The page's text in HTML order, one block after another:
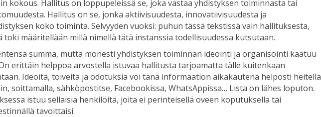
kokous. Hallitus on loppupeleissä se, joka vastaa yhdistyksen toiminnasta tai
Hallitus on se, jonka aktiivisuudesta, innovatiivisuudesta ja
koko toiminta. Selvyyden vuoksi: puhun tässä tekstissä vain hallituksesta,
toki määritellään millä nimellä tätä instanssia todellisuudessa kutsutaan.
summa, mutta monesti yhdistyksen toiminnan ideointi ja organisointi kaatuu
erittäin helppoa arvostella istuvaa hallitusta tarjoamatta tälle kuitenkaan
Ideoita, toiveita ja odotuksia voi tänä informaation aikakautena helposti heitellä
soittamalla, sähköpostitse, Facebookissa, WhatsAppissa… Lista on lähes loputon.
istuu sellaisia henkilöitä, joita ei perinteisellä oveen koputuksella tai
tavoittaisi.